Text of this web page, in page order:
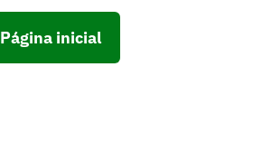
Página inicial